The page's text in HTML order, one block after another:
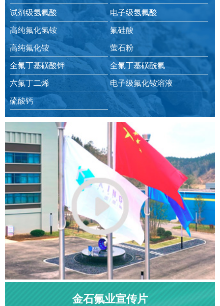
试剂级氢氟酸
电子级氢氟酸
高纯氟化氢铵
氟硅酸
高纯氟化铵
萤石粉
全氟丁基磺酸钾
全氟丁基磺酰氟
六氟丁二烯
电子级氟化铵溶液
硫酸钙
金石氟业宣传片